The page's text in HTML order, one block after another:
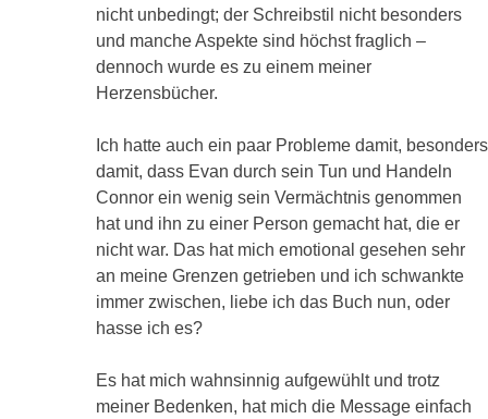
nicht unbedingt; der Schreibstil nicht besonders
und manche Aspekte sind höchst fraglich –
dennoch wurde es zu einem meiner
Herzensbücher.
Ich hatte auch ein paar Probleme damit, besonders
damit, dass Evan durch sein Tun und Handeln
Connor ein wenig sein Vermächtnis genommen
hat und ihn zu einer Person gemacht hat, die er
nicht war. Das hat mich emotional gesehen sehr
an meine Grenzen getrieben und ich schwankte
immer zwischen, liebe ich das Buch nun, oder
hasse ich es?
Es hat mich wahnsinnig aufgewühlt und trotz
meiner Bedenken, hat mich die Message einfach